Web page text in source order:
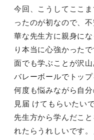
今回、こうしてここ
ったのが初なので、
華な先生方に親身にな
り本当に心強かった
面でも学ぶことが沢山
バレーボールでトッ
何度も悩みながら自
見届 けてもらいたいで
先生方から学んだこ
れたらうれし いです